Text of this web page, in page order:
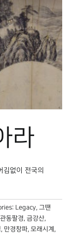
라
김없이 전국의
Legacy, 그땐
관동팔경, 금강산,
, 만경창파, 모래시계 ,